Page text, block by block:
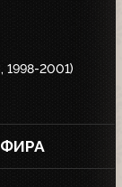
1998-2001)